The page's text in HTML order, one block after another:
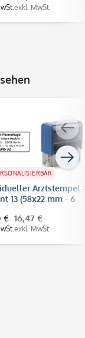
exkl. MwSt.
Arztstempel -
13 (58x22 mm - 6
€ 16,47 €
exkl. MwSt.